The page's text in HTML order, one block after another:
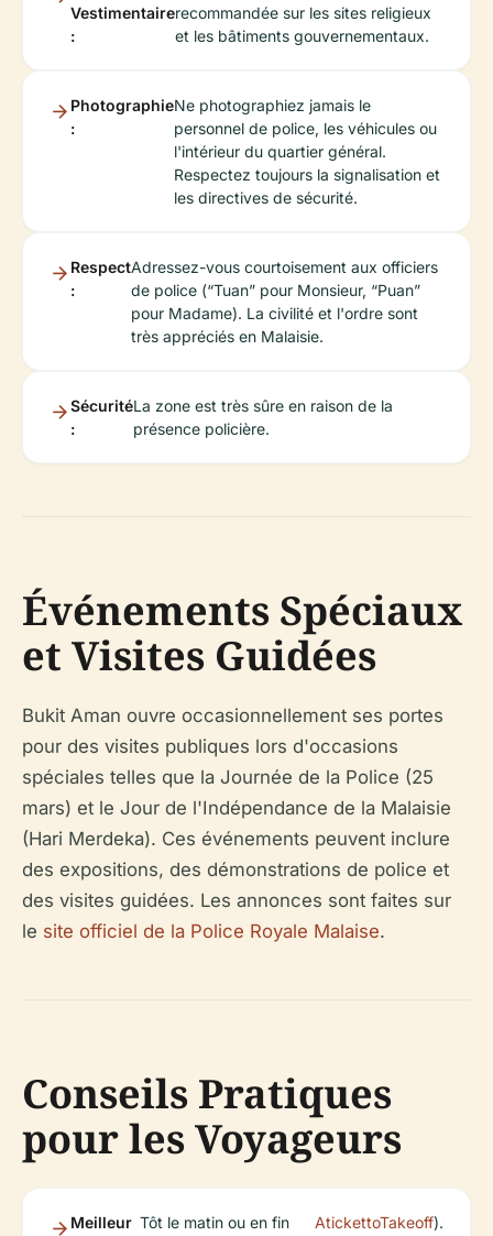
Vestimentaire
:
recommandée sur les sites religieux
et les bâtiments gouvernementaux.
Photographie
:
Ne photographiez jamais le
personnel de police, les véhicules ou
l'intérieur du quartier général.
Respectez toujours la signalisation et
les directives de sécurité.
Respect
:
Adressez-vous courtoisement aux officiers
de police (“Tuan” pour Monsieur, “Puan”
pour Madame). La civilité et l'ordre sont
très appréciés en Malaisie.
Sécurité
:
La zone est très sûre en raison de la
présence policière.
Événements Spéciaux
et Visites Guidées
Bukit Aman ouvre occasionnellement ses portes
pour des visites publiques lors d'occasions
spéciales telles que la Journée de la Police (25
mars) et le Jour de l'Indépendance de la Malaisie
(Hari Merdeka). Ces événements peuvent inclure
des expositions, des démonstrations de police et
des visites guidées. Les annonces sont faites sur
le site officiel de la Police Royale Malaise.
Conseils Pratiques
pour les Voyageurs
Meilleur Tôt le matin ou en fin AtickettoTakeoff).